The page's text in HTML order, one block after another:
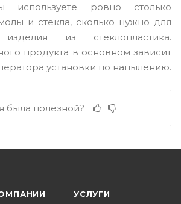
ровно столько
и стекла, сколько нужно для
изделия из стеклопластика.
продукта в основном зависит
установки по напылению.
была полезной?
УСЛУГИ